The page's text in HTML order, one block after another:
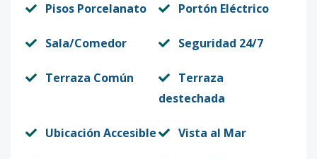
Pisos Porcelanato Portón Eléctrico
Sala/Comedor Seguridad 24/7
Terraza Común
Terraza
destechada
Ubicación Accesible Vista al Mar